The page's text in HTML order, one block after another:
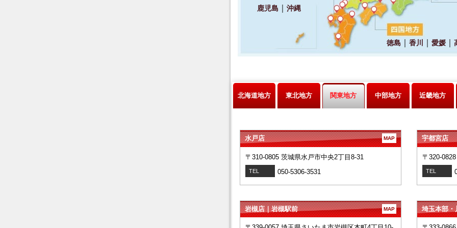
北海道地方 東北地方 関東地方 中部地方 近畿地方
水戸店 MAP
〒310-0805 茨城県水戸市中央2丁目8-31
TEL 050-5306-3531
宇都宮店
〒320-
TEL
岩槻店｜岩槻駅前 MAP 埼玉本部・